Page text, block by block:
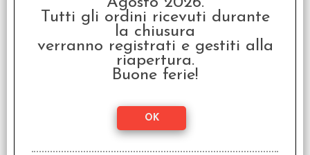
Dragonlance - Il
Discepolo dell'Oscurità
Vol.3 - Ambra e Sangue
Tutti gli ordini ricevuti durante
la chiusura
verranno registrati e gestiti alla
riapertura.
Buone ferie!